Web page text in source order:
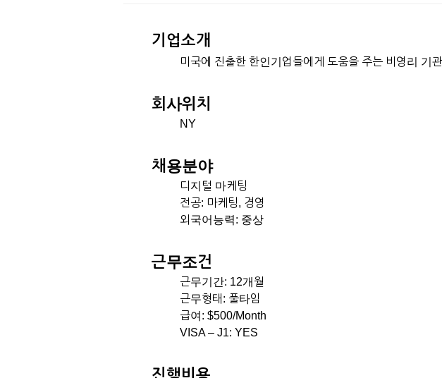
기업소개
미국에 진출한 한인기업들에게 도움을 주는 비영리 기
회사위치
NY
채용분야
디지털 마케팅
전공: 마케팅, 경영
외국어능력: 중상
근무조건
근무기간: 12개월
근무형태: 풀타임
급여: $500/Month
VISA – J1: YES